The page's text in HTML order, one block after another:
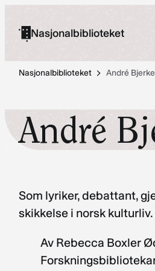
Nasjonalbiblioteket
Nasjonalbiblioteket André
André
Som lyriker, debattant,
skikkelse i norsk
Av Rebecca Boxler